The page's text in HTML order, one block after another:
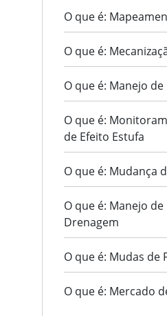
O que é:
O que é:
O que é: Manejo de
O que é:
de Efeito Estufa
O que é: Mudança
O que é: Manejo
Drenagem
O que é: Mudas de
O que é: Mercado